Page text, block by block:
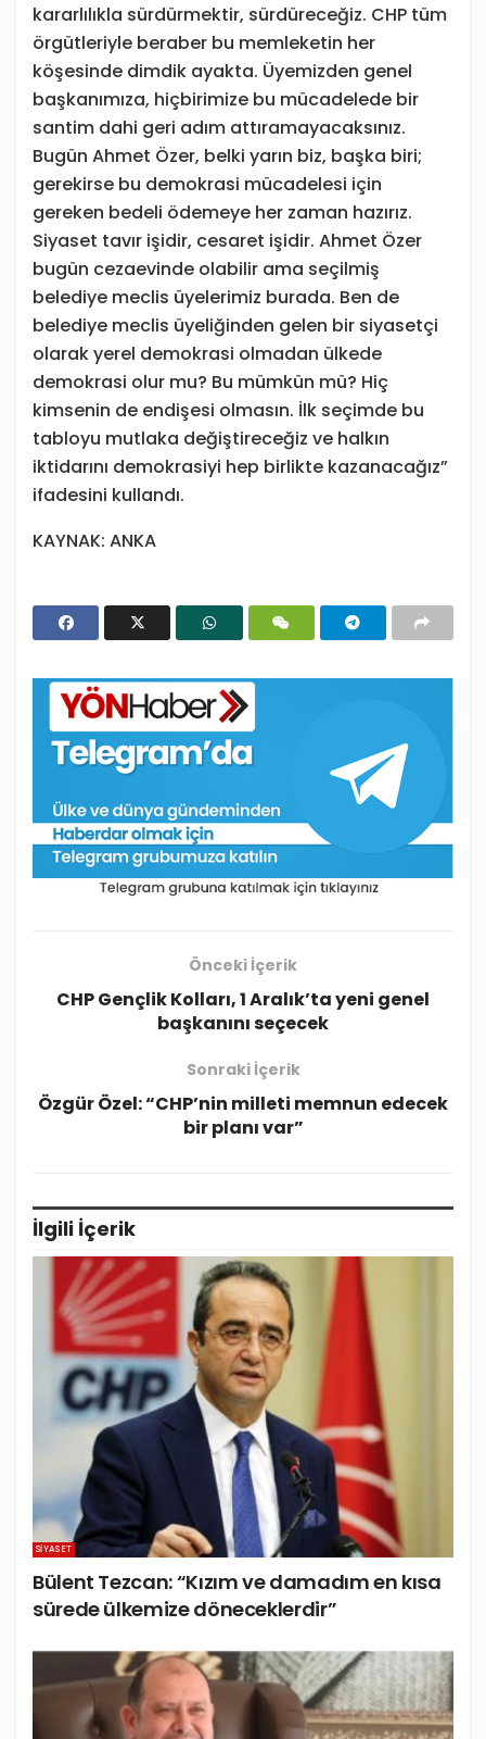
kararlılıkla sürdürmektir, sürdüreceğiz. CHP tüm
örgütleriyle beraber bu memleketin her
köşesinde dimdik ayakta. Üyemizden genel
başkanımıza, hiçbirimize bu mücadelede bir
santim dahi geri adım attıramayacaksınız.
Bugün Ahmet Özer, belki yarın biz, başka biri;
gerekirse bu demokrasi mücadelesi için
gereken bedeli ödemeye her zaman hazırız.
Siyaset tavır işidir, cesaret işidir. Ahmet Özer
bugün cezaevinde olabilir ama seçilmiş
belediye meclis üyelerimiz burada. Ben de
belediye meclis üyeliğinden gelen bir siyasetçi
olarak yerel demokrasi olmadan ülkede
demokrasi olur mu? Bu mümkün mü? Hiç
kimsenin de endişesi olmasın. İlk seçimde bu
tabloyu mutlaka değiştireceğiz ve halkın
iktidarını demokrasiyi hep birlikte kazanacağız”
ifadesini kullandı.
KAYNAK: ANKA
Önceki İçerik
CHP Gençlik Kolları, 1 Aralık’ta yeni genel
başkanını seçecek
Sonraki İçerik
Özgür Özel: “CHP’nin milleti memnun edecek
bir planı var”
İlgili İçerik
SIYASET
Bülent Tezcan: “Kızım ve damadım en kısa
sürede ülkemize döneceklerdir”